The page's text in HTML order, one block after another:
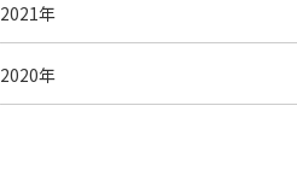
2021年
2020年